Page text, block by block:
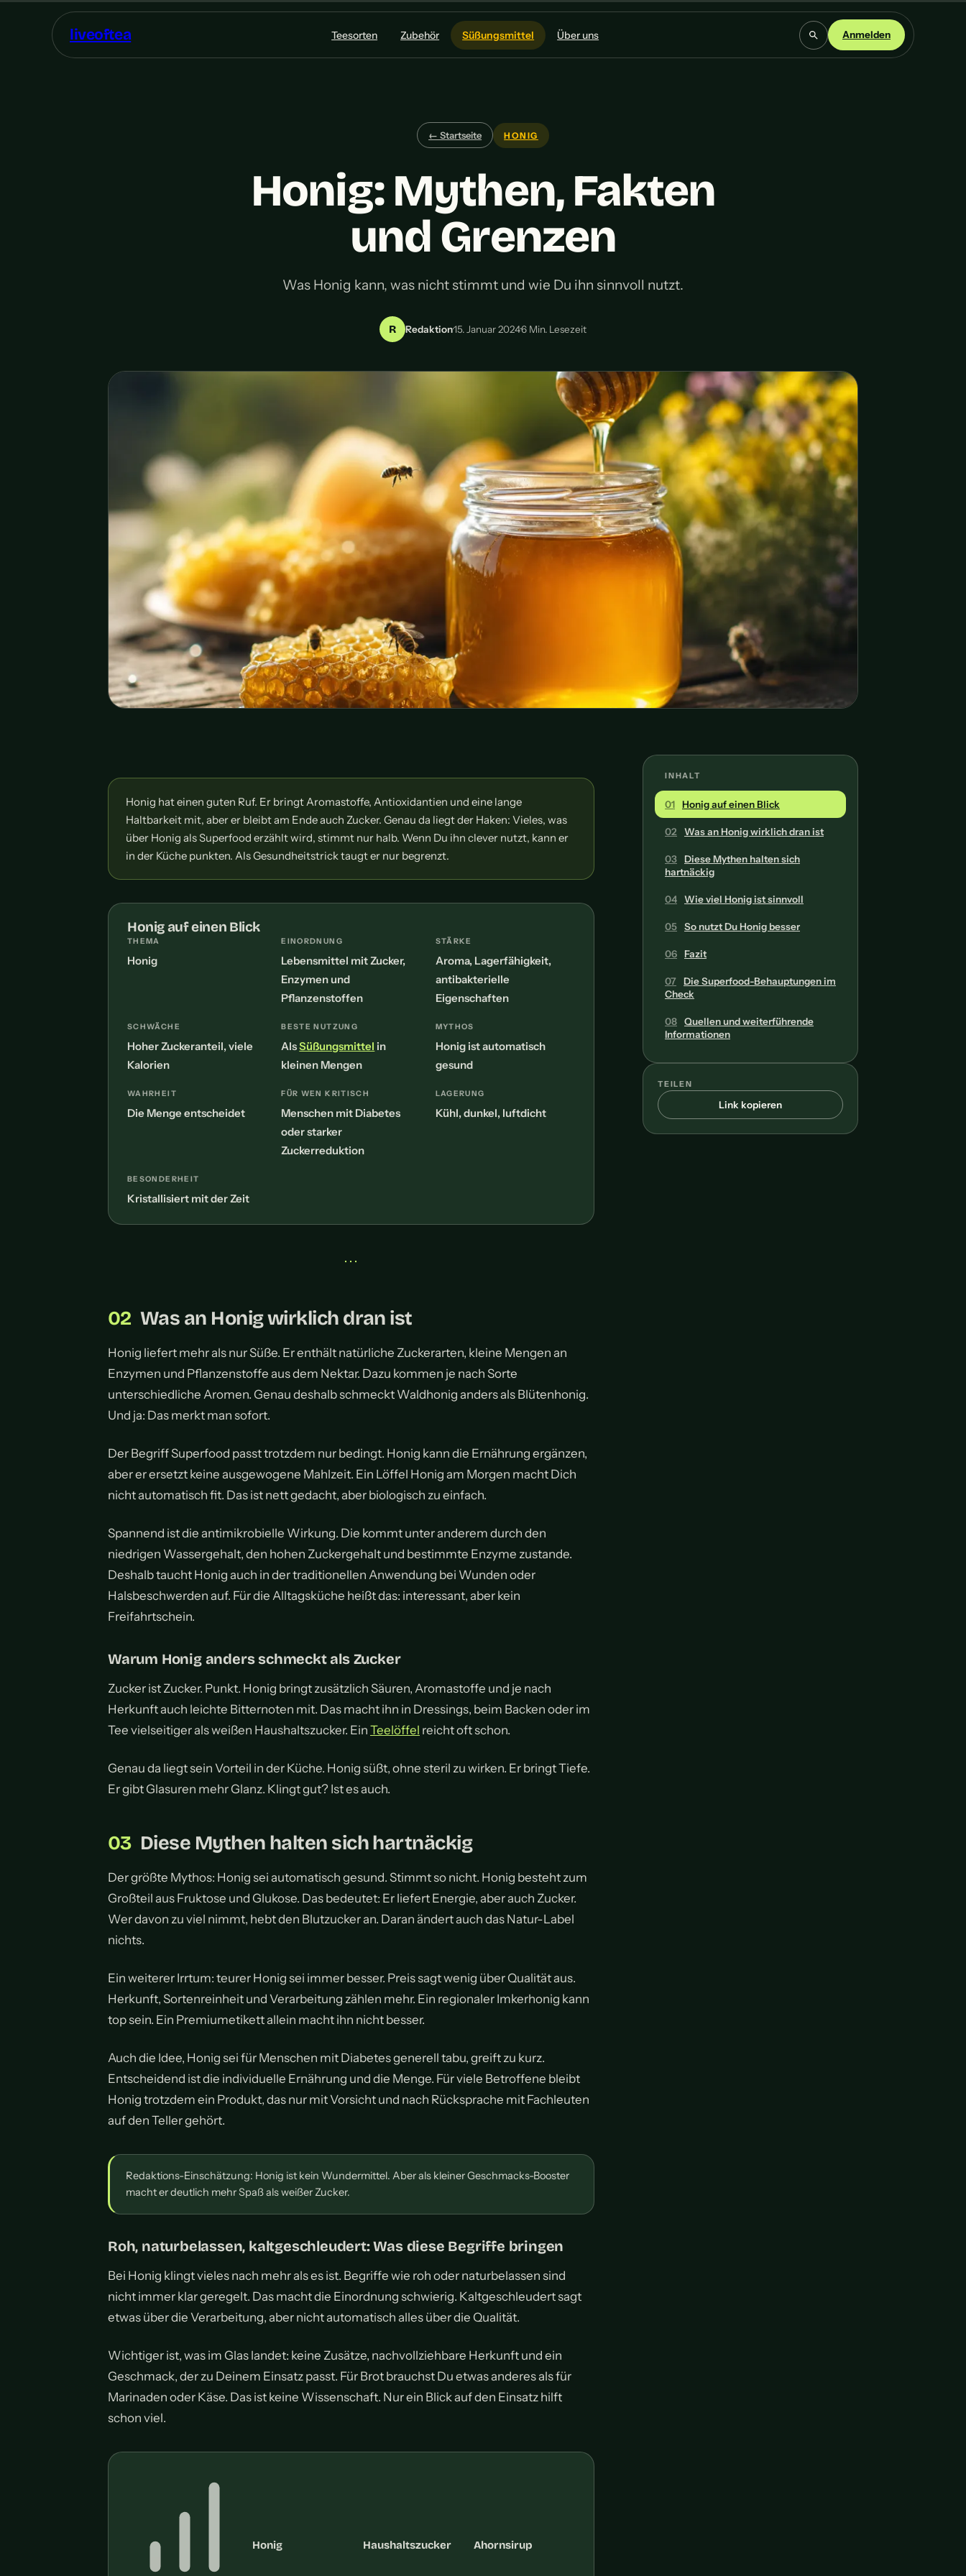
liveoftea Teesorten Zubehör Süßungsmittel Über uns Anmelden
← Startseite HONIG
Honig: Mythen, Fakten
und Grenzen
Was Honig kann, was nicht stimmt und wie Du ihn sinnvoll nutzt.
R Redaktion·15. Januar 2024·6 Min. Lesezeit
Honig hat einen guten Ruf. Er bringt Aromastoffe, Antioxidantien und eine lange
Haltbarkeit mit, aber er bleibt am Ende auch Zucker. Genau da liegt der Haken: Vieles, was
über Honig als Superfood erzählt wird, stimmt nur halb. Wenn Du ihn clever nutzt, kann er
in der Küche punkten. Als Gesundheitstrick taugt er nur begrenzt.
Honig auf einen Blick
THEMA
Honig
EINORDNUNG
Lebensmittel mit Zucker,
Enzymen und
Pflanzenstoffen
STÄRKE
Aroma, Lagerfähigkeit,
antibakterielle
Eigenschaften
SCHWÄCHE
Hoher Zuckeranteil, viele
Kalorien
BESTE NUTZUNG
AlsSüßungsmittel in
kleinen Mengen
MYTHOS
Honig ist automatisch
gesund
WAHRHEIT
Die Menge entscheidet
FÜR WEN KRITISCH
Menschen mit Diabetes
oder starker
Zuckerreduktion
LAGERUNG
Kühl, dunkel, luftdicht
BESONDERHEIT
Kristallisiert mit der Zeit
• • •
Was an Honig wirklich dran ist
Honig liefert mehr als nur Süße. Er enthält natürliche Zuckerarten, kleine Mengen an
Enzymen und Pflanzenstoffe aus dem Nektar. Dazu kommen je nach Sorte
unterschiedliche Aromen. Genau deshalb schmeckt Waldhonig anders als Blütenhonig.
Und ja: Das merkt man sofort.
Der Begriff Superfood passt trotzdem nur bedingt. Honig kann die Ernährung ergänzen,
aber er ersetzt keine ausgewogene Mahlzeit. Ein Löffel Honig am Morgen macht Dich
nicht automatisch fit. Das ist nett gedacht, aber biologisch zu einfach.
Spannend ist die antimikrobielle Wirkung. Die kommt unter anderem durch den
niedrigen Wassergehalt, den hohen Zuckergehalt und bestimmte Enzyme zustande.
Deshalb taucht Honig auch in der traditionellen Anwendung bei Wunden oder
Halsbeschwerden auf. Für die Alltagsküche heißt das: interessant, aber kein
Freifahrtschein.
Warum Honig anders schmeckt als Zucker
Zucker ist Zucker. Punkt. Honig bringt zusätzlich Säuren, Aromastoffe und je nach
Herkunft auch leichte Bitternoten mit. Das macht ihn in Dressings, beim Backen oder im
Tee vielseitiger als weißen Haushaltszucker. Ein Teelöffel reicht oft schon.
Genau da liegt sein Vorteil in der Küche. Honig süßt, ohne steril zu wirken. Er bringt Tiefe.
Er gibt Glasuren mehr Glanz. Klingt gut? Ist es auch.
Diese Mythen halten sich hartnäckig
Der größte Mythos: Honig sei automatisch gesund. Stimmt so nicht. Honig besteht zum
Großteil aus Fruktose und Glukose. Das bedeutet: Er liefert Energie, aber auch Zucker.
Wer davon zu viel nimmt, hebt den Blutzucker an. Daran ändert auch das Natur-Label
nichts.
Ein weiterer Irrtum: teurer Honig sei immer besser. Preis sagt wenig über Qualität aus.
Herkunft, Sortenreinheit und Verarbeitung zählen mehr. Ein regionaler Imkerhonig kann
top sein. Ein Premiumetikett allein macht ihn nicht besser.
Auch die Idee, Honig sei für Menschen mit Diabetes generell tabu, greift zu kurz.
Entscheidend ist die individuelle Ernährung und die Menge. Für viele Betroffene bleibt
Honig trotzdem ein Produkt, das nur mit Vorsicht und nach Rücksprache mit Fachleuten
auf den Teller gehört.
Redaktions-Einschätzung: Honig ist kein Wundermittel. Aber als kleiner Geschmacks-Booster
macht er deutlich mehr Spaß als weißer Zucker.
Roh, naturbelassen, kaltgeschleudert: Was diese Begriffe bringen
Bei Honig klingt vieles nach mehr als es ist. Begriffe wie roh oder naturbelassen sind
nicht immer klar geregelt. Das macht die Einordnung schwierig. Kaltgeschleudert sagt
etwas über die Verarbeitung, aber nicht automatisch alles über die Qualität.
Wichtiger ist, was im Glas landet: keine Zusätze, nachvollziehbare Herkunft und ein
Geschmack, der zu Deinem Einsatz passt. Für Brot brauchst Du etwas anderes als für
Marinaden oder Käse. Das ist keine Wissenschaft. Nur ein Blick auf den Einsatz hilft
schon viel.
Honig Haushaltszucker Ahornsirup
INHALT
01 Honig auf einen Blick
02 Was an Honig wirklich dran ist
03
Diese Mythen halten sich
hartnäckig
04 Wie viel Honig ist sinnvoll
05 So nutzt Du Honig besser
06 Fazit
07
Die Superfood-Behauptungen im
Check
08
Quellen und weiterführende
Informationen
TEILEN
Link kopieren